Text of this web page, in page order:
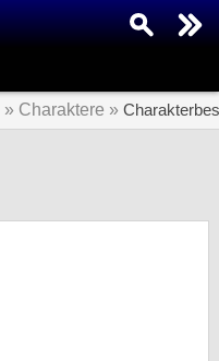
» Charaktere »